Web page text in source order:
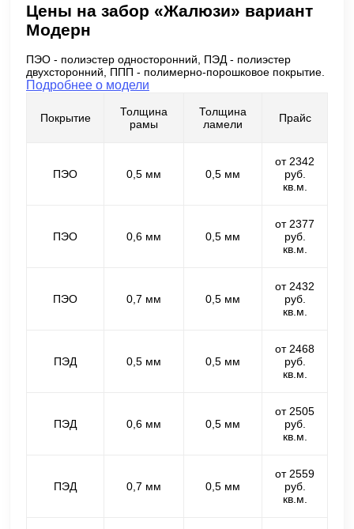
Цены на забор «Жалюзи» вариант
Модерн
ПЭО - полиэстер односторонний, ПЭД - полиэстер
двухсторонний, ППП - полимерно-порошковое покрытие.
Подробнее о модели
Покрытие
Толщина
рамы
Толщина
ламели
Прайс
ПЭО 0,5 мм 0,5 мм
от 2342
руб.
кв.м.
ПЭО 0,6 мм 0,5 мм
от 2377
руб.
кв.м.
ПЭО 0,7 мм 0,5 мм
от 2432
руб.
кв.м.
ПЭД 0,5 мм 0,5 мм
от 2468
руб.
кв.м.
ПЭД 0,6 мм 0,5 мм
от 2505
руб.
кв.м.
ПЭД 0,7 мм 0,5 мм
от 2559
руб.
кв.м.